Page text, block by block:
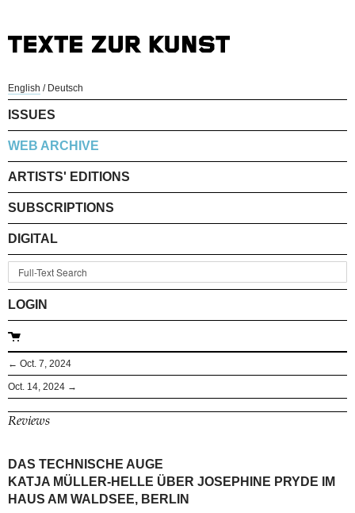
English / Deutsch
ISSUES
WEB ARCHIVE
ARTISTS' EDITIONS
SUBSCRIPTIONS
DIGITAL
LOGIN
← Oct. 7, 2024
Oct. 14, 2024 →
Reviews
DAS TECHNISCHE AUGE
KATJA MÜLLER-HELLE ÜBER JOSEPHINE PRYDE IM
HAUS AM WALDSEE, BERLIN